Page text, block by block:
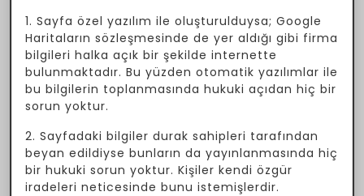
1. Sayfa özel yazılım ile oluşturulduysa; Google
Haritaların sözleşmesinde de yer aldığı gibi firma
bilgileri halka açık bir şekilde internette
bulunmaktadır. Bu yüzden otomatik yazılımlar ile
bu bilgilerin toplanmasında hukuki açıdan hiç bir
sorun yoktur.
2. Sayfadaki bilgiler durak sahipleri tarafından
beyan edildiyse bunların da yayınlanmasında hiç
bir hukuki sorun yoktur. Kişiler kendi özgür
iradeleri neticesinde bunu istemişlerdir.